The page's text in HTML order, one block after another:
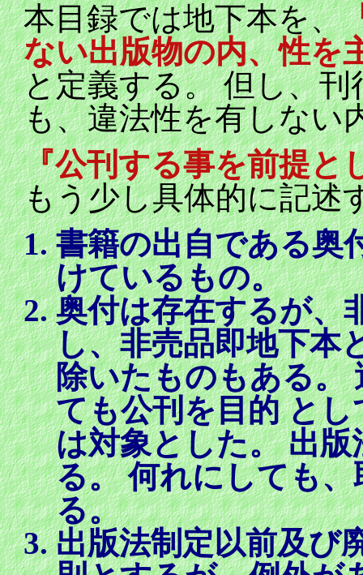
本目録では地下本を、
ない出版物の内、性を
と定義する。 但し、
も、違法性を有しない
『公刊する事を前提と
もう少し具体的に記述
書籍の出自である奥
けているもの。
奥付は存在するが、
し、非売品即地下本
除いたものもある。
ても公刊を目的 と
は対象とした。 出
る。 何れにしても
る。
出版法制定以前及び